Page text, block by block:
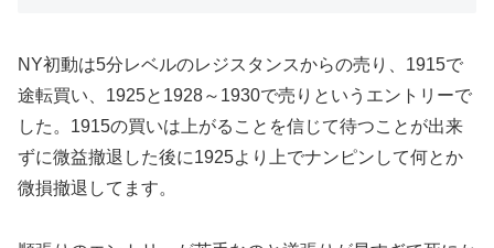
NY初動は5分レベルのレジスタンスからの売り、1915で
途転買い、1925と1928～1930で売りというエントリーで
した。1915の買いは上がることを信じて待つことが出来
ずに微益撤退した後に1925より上でナンピンして何とか
微損撤退してます。